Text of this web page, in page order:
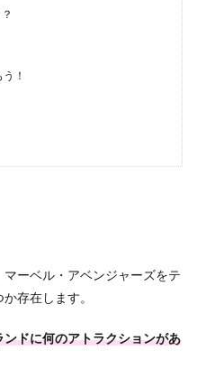
！
ーベル・アベンジャーズをテ
存在します。
ドに何のアトラクションがあ